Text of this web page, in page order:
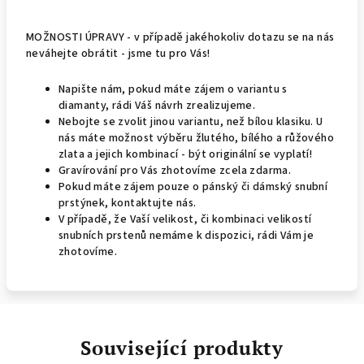
MOŽNOSTI ÚPRAVY - v případě jakéhokoliv dotazu se na nás
neváhejte obrátit - jsme tu pro Vás!
Napište nám, pokud máte zájem o variantu s
diamanty, rádi Váš návrh zrealizujeme.
Nebojte se zvolit jinou variantu, než bílou klasiku. U
nás máte možnost výběru žlutého, bílého a růžového
zlata a jejich kombinací - být originální se vyplatí!
Gravírování pro Vás zhotovíme zcela zdarma.
Pokud máte zájem pouze o pánský či dámský snubní
prstýnek, kontaktujte nás.
V případě, že Vaší velikost, či kombinaci velikostí
snubních prstenů nemáme k dispozici, rádi Vám je
zhotovíme.
Související produkty